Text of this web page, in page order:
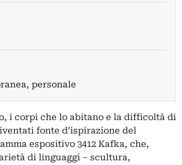
personale
i corpi che lo abitano e la difficoltà di
fonte d’ispirazione del
espositivo 3412 Kafka, che,
di linguaggi – scultura,